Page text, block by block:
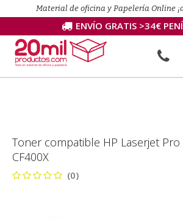
Material de oficina y Papelería Online
ENVÍO GRATIS >34€
Toner compatible HP Laserjet
CF400X
(0)